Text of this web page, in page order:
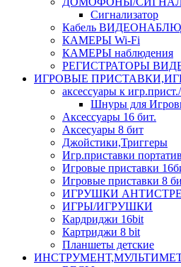
Сигнализатор
Кабель
КАМЕРЫ Wi-Fi
КАМЕРЫ наблюдения
РЕГИСТРАТОРЫ
ИГРОВЫЕ
аксесcуары к
Шнуры для
Аксессуары 16 бит.
Аксесуары 8 бит
Джойстики,Триггеры
Игр.приставки
Игровые приставки
Игровые приставки 8
ИГРУШКИ
ИГРЫ/ИГРУШКИ
Кардриджи 16bit
Картриджи 8 bit
Планшеты детские